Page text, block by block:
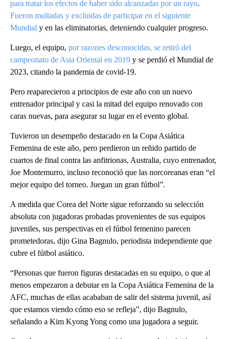
para tratar los efectos de haber sido alcanzadas por un rayo.
Fueron multadas y excluidas de participar en el siguiente
Mundial y en las eliminatorias, deteniendo cualquier progreso.
Luego, el equipo, por razones desconocidas, se retiró del
campeonato de Asia Oriental en 2019 y se perdió el Mundial de
2023, citando la pandemia de covid-19.
Pero reaparecieron a principios de este año con un nuevo
entrenador principal y casi la mitad del equipo renovado con
caras nuevas, para asegurar su lugar en el evento global.
Tuvieron un desempeño destacado en la Copa Asiática
Femenina de este año, pero perdieron un reñido partido de
cuartos de final contra las anfitrionas, Australia, cuyo entrenador,
Joe Montemurro, incluso reconoció que las norcoreanas eran “el
mejor equipo del torneo. Juegan un gran fútbol”.
A medida que Corea del Norte sigue reforzando su selección
absoluta con jugadoras probadas provenientes de sus equipos
juveniles, sus perspectivas en el fútbol femenino parecen
prometedoras, dijo Gina Bagnulo, periodista independiente que
cubre el fútbol asiático.
“Personas que fueron figuras destacadas en su equipo, o que al
menos empezaron a debutar en la Copa Asiática Femenina de la
AFC, muchas de ellas acababan de salir del sistema juvenil, así
que estamos viendo cómo eso se refleja”, dijo Bagnulo,
señalando a Kim Kyong Yong como una jugadora a seguir.